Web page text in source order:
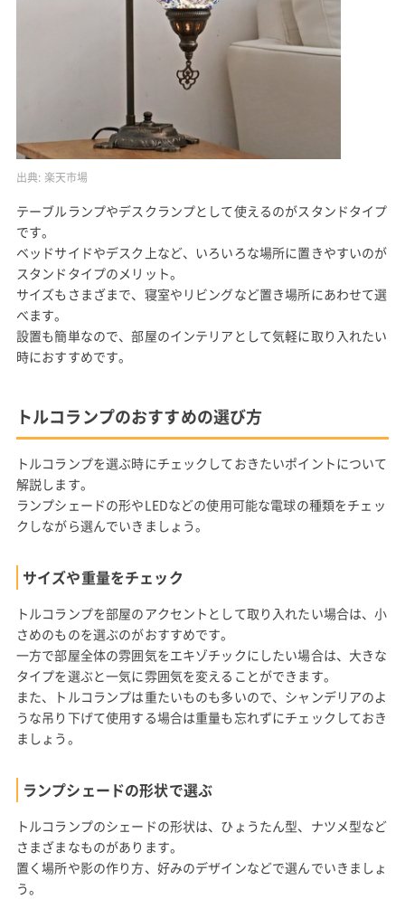
出典: 楽天市場
テーブルランプやデスクランプとして使えるのがスタンドタイプ
です。
ベッドサイドやデスク上など、いろいろな場所に置きやすいのが
スタンドタイプのメリット。
サイズもさまざまで、寝室やリビングなど置き場所にあわせて選
べます。
設置も簡単なので、部屋のインテリアとして気軽に取り入れたい
時におすすめです。
トルコランプのおすすめの選び方
トルコランプを選ぶ時にチェックしておきたいポイントについて
解説します。
ランプシェードの形やLEDなどの使用可能な電球の種類をチェッ
クしながら選んでいきましょう。
サイズや重量をチェック
トルコランプを部屋のアクセントとして取り入れたい場合は、小
さめのものを選ぶのがおすすめです。
一方で部屋全体の雰囲気をエキゾチックにしたい場合は、大きな
タイプを選ぶと一気に雰囲気を変えることができます。
また、トルコランプは重たいものも多いので、シャンデリアのよ
うな吊り下げて使用する場合は重量も忘れずにチェックしておき
ましょう。
ランプシェードの形状で選ぶ
トルコランプのシェードの形状は、ひょうたん型、ナツメ型など
さまざまなものがあります。
置く場所や影の作り方、好みのデザインなどで選んでいきましょ
う。